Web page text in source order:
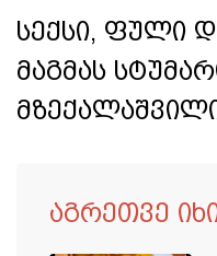
სექსი, ფული
მაგმას
აგრეთვე